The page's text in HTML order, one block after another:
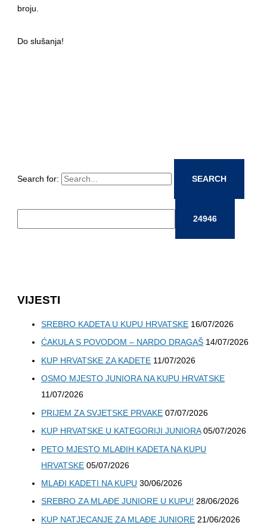
broju.
Do slušanja!
Search for:
VIJESTI
SREBRO KADETA U KUPU HRVATSKE 16/07/2026
ĆAKULA S POVODOM – NARDO DRAGAŠ 14/07/2026
KUP HRVATSKE ZA KADETE 11/07/2026
OSMO MJESTO JUNIORA NA KUPU HRVATSKE
11/07/2026
PRIJEM ZA SVJETSKE PRVAKE 07/07/2026
KUP HRVATSKE U KATEGORIJI JUNIORA 05/07/2026
PETO MJESTO MLAĐIH KADETA NA KUPU
HRVATSKE 05/07/2026
MLAĐI KADETI NA KUPU 30/06/2026
SREBRO ZA MLAĐE JUNIORE U KUPU! 28/06/2026
KUP NATJECANJE ZA MLAĐE JUNIORE 21/06/2026